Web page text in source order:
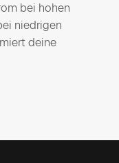
bei hohen
niedrigen
deine